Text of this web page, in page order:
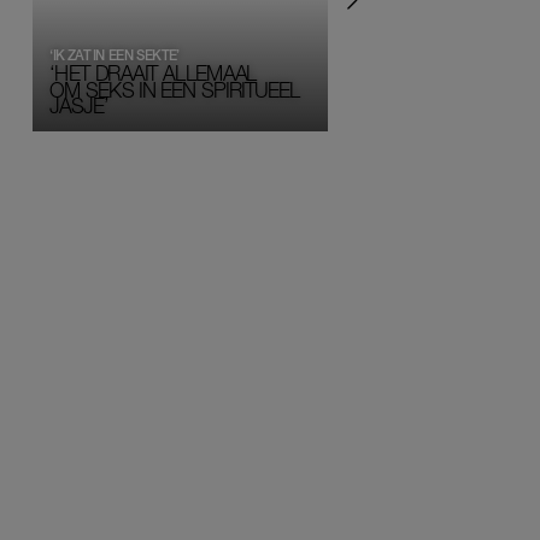
‘HET DRAAIT ALLEMAAL
OM SEKS IN EEN SPIRITUEEL
JASJE’
‘IK ZAT IN EEN SEKTE’